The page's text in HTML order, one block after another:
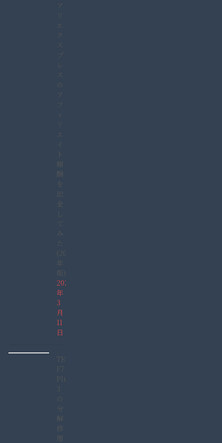
ア
リ
エ
ク
ス
プ
レ
ス
の
ア
フ
ィ
リ
エ
イ
ト
報
酬
を
出
金
し
て
み
た
(2022
年
版)
2022
年
3
月
11
日
TECLAST
F7
Plus
3
の
分
解
修
理